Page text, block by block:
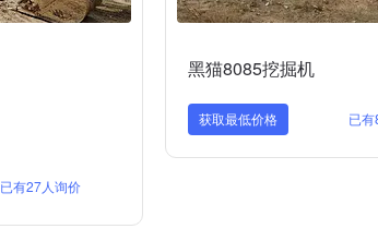
已有27人询价
黑猫8085挖掘机
获取最低价格 已